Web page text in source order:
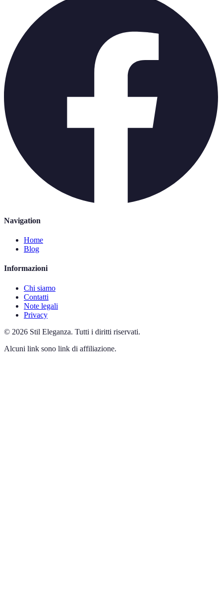
Navigation
Home
Blog
Informazioni
Chi siamo
Contatti
Note legali
Privacy
© 2026 Stil Eleganza. Tutti i diritti riservati.
Alcuni link sono link di affiliazione.